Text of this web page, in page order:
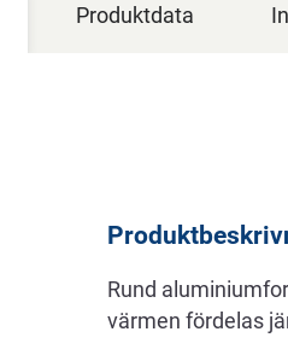
Produktdata
Rund
värmen fördelas